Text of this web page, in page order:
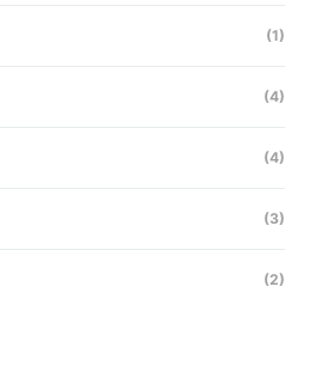
(1)
(4)
(4)
(3)
(2)